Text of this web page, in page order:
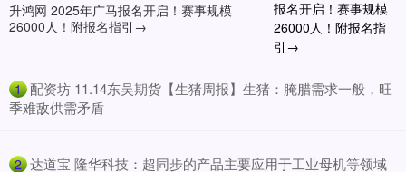
升鸿网 2025年广马报名开启！赛事规模
26000人！附报名指引→
1 ​配资坊 11.14东吴期货【生猪周报】生猪：腌腊需求一般，旺
季难敌供需矛盾
2 ​达道宝 隆华科技：超同步的产品主要应用于工业母机等领域